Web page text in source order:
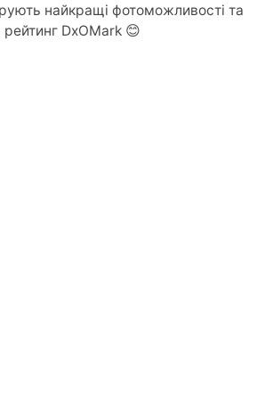
найкращі фотоможливості та
рейтинг DxOMark 😊